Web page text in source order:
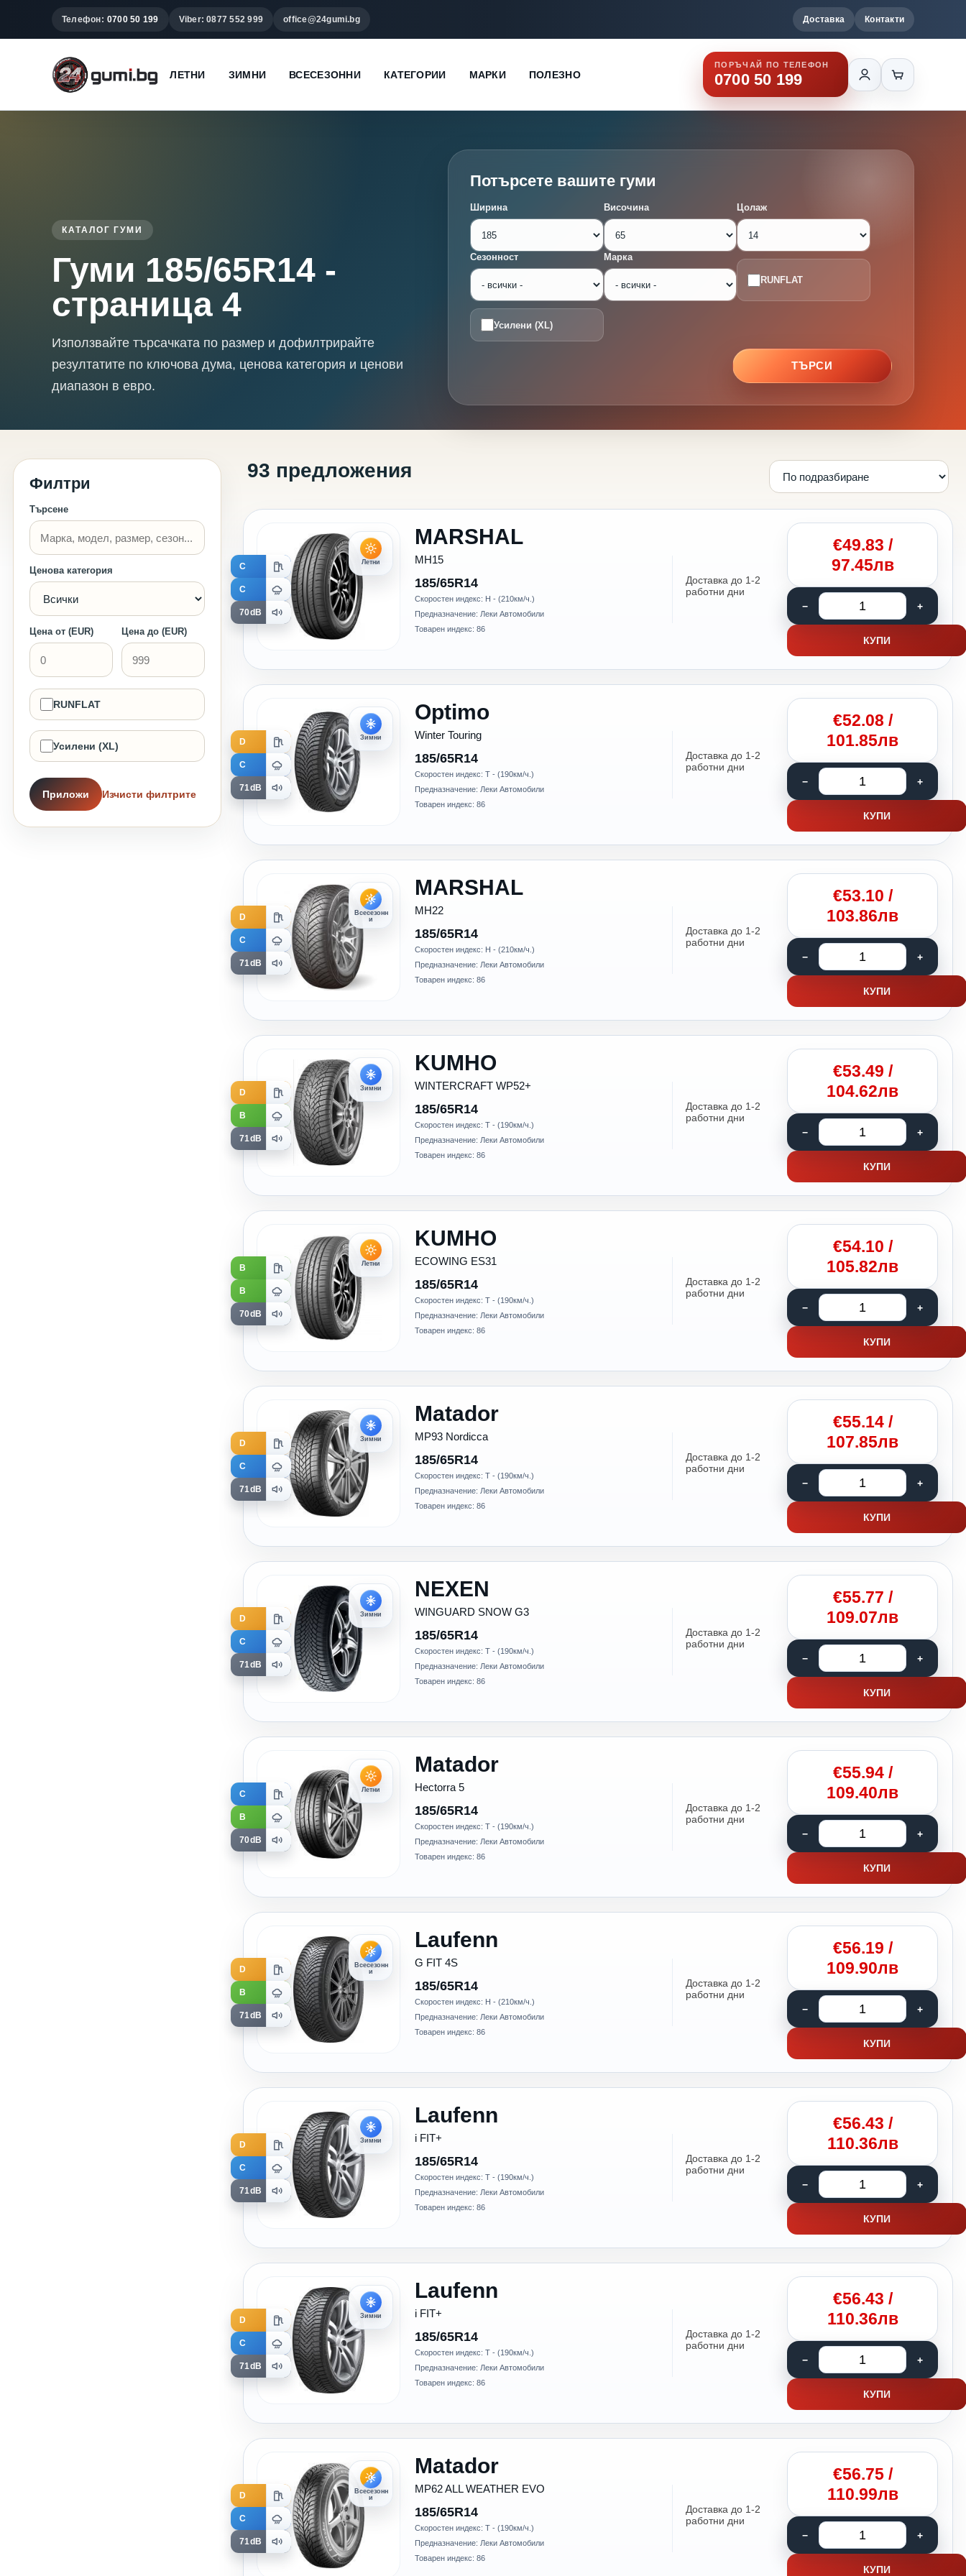
Телефон: 0700 50 199 Viber: 0877 552 999 office@24gumi.bg Доставка Контакти
ЛЕТНИ ЗИМНИ ВСЕСЕЗОННИ КАТЕГОРИИ МАРКИ ПОЛЕЗНО
ПОРЪЧАЙ ПО ТЕЛЕФОН
0700 50 199
КАТАЛОГ ГУМИ
Гуми 185/65R14 -
страница 4
Използвайте търсачката по размер и дофилтрирайте
резултатите по ключова дума, ценова категория и ценови
диапазон в евро.
Потърсете вашите гуми
Ширина Височина Цолаж
Сезонност Марка
RUNFLAT
Усилени (XL)
ТЪРСИ
Филтри
Търсене
Ценова категория
Цена от (EUR) Цена до (EUR)
RUNFLAT
Усилени (XL)
Приложи Изчисти филтрите
93 предложения
Летни
MARSHAL
MH15
185/65R14
C
C
70dB
Скоростен индекс: H - (210км/ч.)
Предназначение: Леки Автомобили
Товарен индекс: 86
Доставка до 1-2
работни дни
€49.83 /
97.45лв
КУПИ
Зимни
Optimo
Winter Touring
185/65R14
D
C
71dB
Скоростен индекс: T - (190км/ч.)
Предназначение: Леки Автомобили
Товарен индекс: 86
Доставка до 1-2
работни дни
€52.08 /
101.85лв
КУПИ
Всесезонн
и
MARSHAL
MH22
185/65R14
D
C
71dB
Скоростен индекс: H - (210км/ч.)
Предназначение: Леки Автомобили
Товарен индекс: 86
Доставка до 1-2
работни дни
€53.10 /
103.86лв
КУПИ
Зимни
KUMHO
WINTERCRAFT WP52+
185/65R14
D
B
71dB
Скоростен индекс: T - (190км/ч.)
Предназначение: Леки Автомобили
Товарен индекс: 86
Доставка до 1-2
работни дни
€53.49 /
104.62лв
КУПИ
Летни
KUMHO
ECOWING ES31
185/65R14
B
B
70dB
Скоростен индекс: T - (190км/ч.)
Предназначение: Леки Автомобили
Товарен индекс: 86
Доставка до 1-2
работни дни
€54.10 /
105.82лв
КУПИ
Зимни
Matador
MP93 Nordicca
185/65R14
D
C
71dB
Скоростен индекс: T - (190км/ч.)
Предназначение: Леки Автомобили
Товарен индекс: 86
Доставка до 1-2
работни дни
€55.14/
107.85лв
КУПИ
Зимни
NEXEN
WINGUARD SNOW G3
185/65R14
D
C
71dB
Скоростен индекс: T - (190км/ч.)
Предназначение: Леки Автомобили
Товарен индекс: 86
Доставка до 1-2
работни дни
€55.77 /
109.07лв
КУПИ
Летни
Matador
Hectorra 5
185/65R14
C
B
70dB
Скоростен индекс: T - (190км/ч.)
Предназначение: Леки Автомобили
Товарен индекс: 86
Доставка до 1-2
работни дни
€55.94/
109.40лв
КУПИ
Всесезонн
и
Laufenn
G FIT 4S
185/65R14
D
B
71dB
Скоростен индекс: H - (210км/ч.)
Предназначение: Леки Автомобили
Товарен индекс: 86
Доставка до 1-2
работни дни
€56.19 /
109.90лв
КУПИ
Зимни
Laufenn
i FIT+
185/65R14
D
C
71dB
Скоростен индекс: T - (190км/ч.)
Предназначение: Леки Автомобили
Товарен индекс: 86
Доставка до 1-2
работни дни
€56.43 /
110.36лв
КУПИ
Зимни
Laufenn
i FIT+
185/65R14
D
C
71dB
Скоростен индекс: T - (190км/ч.)
Предназначение: Леки Автомобили
Товарен индекс: 86
Доставка до 1-2
работни дни
€56.43 /
110.36лв
КУПИ
Всесезонн
и
Matador
MP62 ALL WEATHER EVO
185/65R14
D
C
71dB
Скоростен индекс: T - (190км/ч.)
Предназначение: Леки Автомобили
Товарен индекс: 86
Доставка до 1-2
работни дни
€56.75/
110.99лв
КУПИ